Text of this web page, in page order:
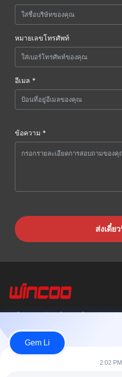
หมายเลขโทรศัพท์
อีเมล *
ข้อความ *
ส่งเดี๋ย
Wincoo Engineering Co.,
บริษัท วินคู เอ็นจิเนียริ่ง จำกัด
โซลูชั่นและอุปกรณ์ที่ปรับแต่งตามควา
ผลิตท่อ,...
Gem Li
2:02 PM